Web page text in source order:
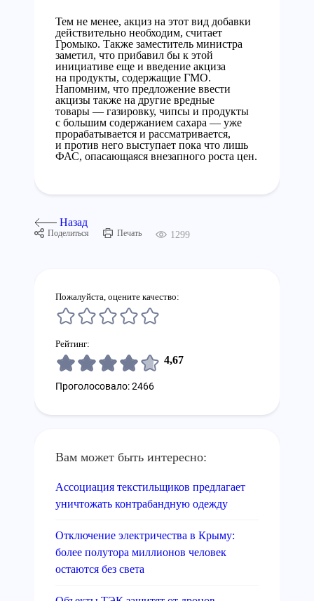
Тем не менее, акциз на этот вид добавки
действительно необходим, считает
Громыко. Также заместитель министра
заметил, что прибавил бы к этой
инициативе еще и введение акциза
на продукты, содержащие ГМО.
Напомним, что предложение ввести
акцизы также на другие вредные
товары — газировку, чипсы и продукты
с большим содержанием сахара — уже
прорабатывается и рассматривается,
и против него выступает пока что лишь
ФАС, опасающаяся внезапного роста цен.
Назад
Поделиться Печать 1299
Пожалуйста, оцените качество:
Рейтинг:
4,67
Проголосовало: 2466
Вам может быть интересно:
Ассоциация текстильщиков предлагает
уничтожать контрабандную одежду
Отключение электричества в Крыму:
более полутора миллионов человек
остаются без света